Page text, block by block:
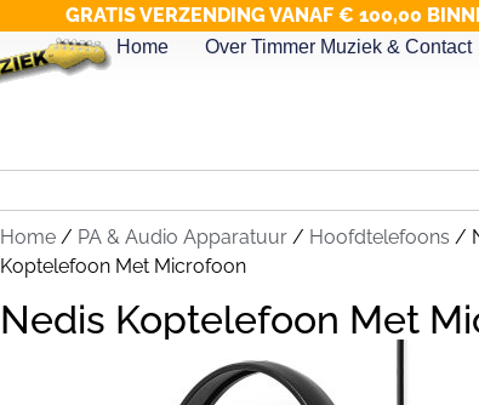
GRATIS VERZENDING VANAF € 100,00
Home Over Timmer Muziek & Contact
Home/ PA & Audio Apparatuur/ Hoofdtelefoons /
Koptelefoon Met Microfoon
Nedis Koptelefoon Met